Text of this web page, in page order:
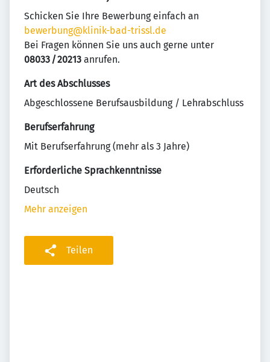
Schicken Sie Ihre Bewerbung einfach an
bewerbung@klinik-bad-trissl.de
Bei Fragen können Sie uns auch gerne unter
08033 / 20213 anrufen.
Art des Abschlusses
Abgeschlossene Berufsausbildung / Lehrabschluss
Berufserfahrung
Mit Berufserfahrung (mehr als 3 Jahre)
Erforderliche Sprachkenntnisse
Deutsch
Mehr anzeigen
Teilen